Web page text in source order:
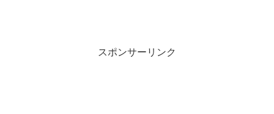
スポンサーリンク